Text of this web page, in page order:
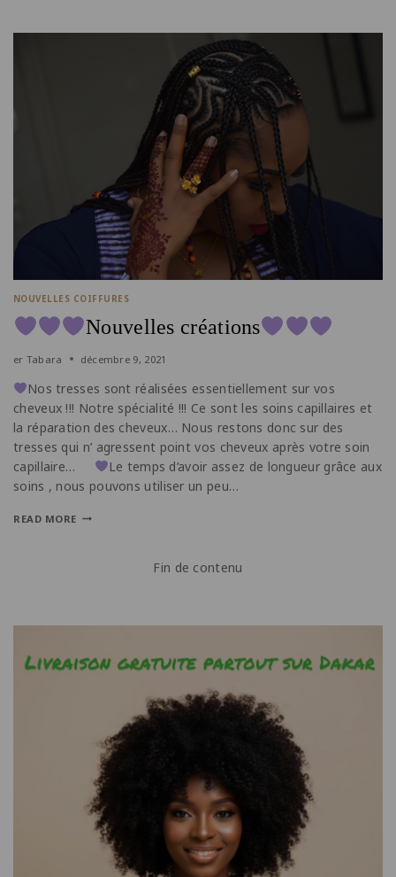
NOUVELLES COIFFURES
Nouvelles créations
er Tabara décembre 9, 2021
Nos tresses sont réalisées essentiellement sur vos
cheveux !!! Notre spécialité !!! Ce sont les soins capillaires et
la réparation des cheveux… Nous restons donc sur des
tresses qui n’ agressent point vos cheveux après votre soin
capillaire…
Le temps d’avoir assez de longueur grâce aux
soins , nous pouvons utiliser un peu…
READ MORE
Fin de contenu